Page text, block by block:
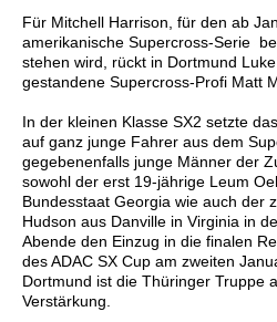
Für Mitchell Harrison, für den ab
amerikanische Supercross-Serie
stehen wird, rückt in Dortmund
gestandene Supercross-Profi Matt
In der kleinen Klasse SX2 setzte
auf ganz junge Fahrer aus dem
gegebenenfalls junge Männer der
sowohl der erst 19-jährige Leum
Bundesstaat Georgia wie auch der
Hudson aus Danville in Virginia in
Abende den Einzug in die finalen
des ADAC SX Cup am zweiten
Dortmund ist die Thüringer Truppe
Verstärkung.